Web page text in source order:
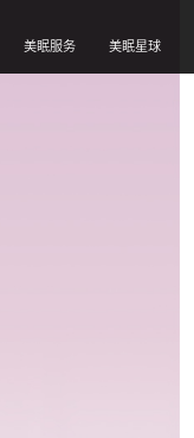
美眠服务 美眠星球